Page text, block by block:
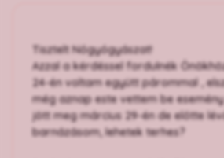
Tisztelt Nőgyógyászat!
Azzal a kérdéssel fordulnék
24-én voltam együtt párommal ,
még aznap este vettem be
jött meg március 29-én de előtte
barnázásom, lehetek terhes?